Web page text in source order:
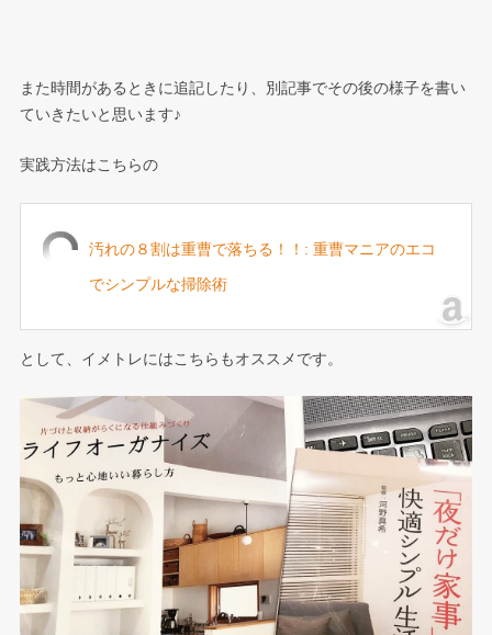
また時間があるときに追記したり、別記事でその後の様子を書い
ていきたいと思います♪
実践方法はこちらの
汚れの８割は重曹で落ちる！！: 重曹マニアのエコ
でシンプルな掃除術
として、イメトレにはこちらもオススメです。